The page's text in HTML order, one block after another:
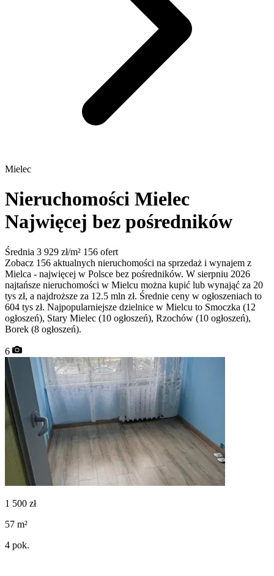
Mielec
Nieruchomości Mielec
Najwięcej bez pośredników
Średnia 3 929 zł/m² 156 ofert
Zobacz 156 aktualnych nieruchomości na sprzedaż i wynajem z
Mielca - najwięcej w Polsce bez pośredników. W sierpniu 2026
najtańsze nieruchomości w Mielcu można kupić lub wynająć za 20
tys zł, a najdroższe za 12.5 mln zł. Średnie ceny w ogłoszeniach to
604 tys zł. Najpopularniejsze dzielnice w Mielcu to Smoczka (12
ogłoszeń), Stary Mielec (10 ogłoszeń), Rzochów (10 ogłoszeń),
Borek (8 ogłoszeń).
6
1 500 zł
57 m²
4 pok.